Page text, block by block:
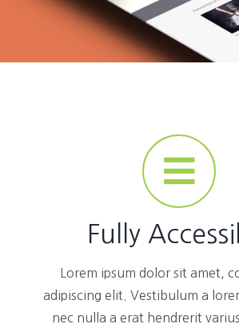
Fully
Lorem ipsum dolor sit amet,
adipiscing elit. Vestibulum a
nec nulla a erat hendrerit